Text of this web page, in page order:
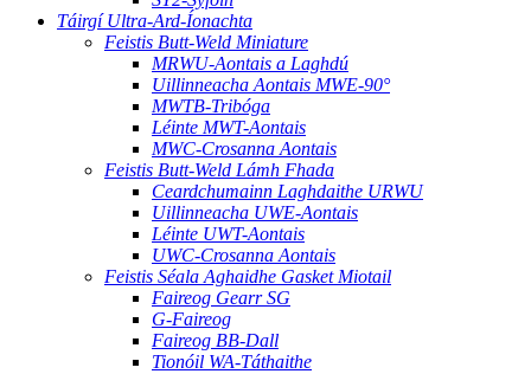
Táirgí Ultra-Ard-Íonachta
Feistis Butt-Weld Miniature
MRWU-Aontais a Laghdú
Uillinneacha Aontais MWE-90°
MWTB-Tribóga
Léinte MWT-Aontais
MWC-Crosanna Aontais
Feistis Butt-Weld Lámh Fhada
Ceardchumainn Laghdaithe URWU
Uillinneacha UWE-Aontais
Léinte UWT-Aontais
UWC-Crosanna Aontais
Feistis Séala Aghaidhe Gasket Miotail
Faireog Gearr SG
G-Faireog
Faireog BB-Dall
Tionóil WA-Táthaithe